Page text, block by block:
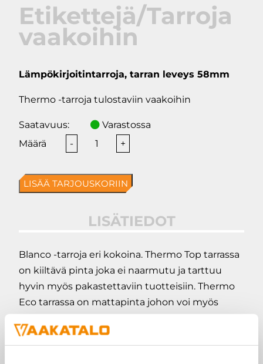
Etikettejä/Tarroja
vaakoihin
Lämpökirjoitintarroja, tarran leveys 58mm
Thermo -tarroja tulostaviin vaakoihin
Saatavuus:
Varastossa
-
Etikettejä/Tarroja
vaakoihin
määrä
+
LISÄÄ TARJOUSKORIIN
LISÄTIEDOT
Blanco -tarroja eri kokoina. Thermo Top tarrassa
on kiiltävä pinta joka ei naarmutu ja tarttuu
hyvin myös pakastettaviin tuotteisiin. Thermo
Eco tarrassa on mattapinta johon voi myös
Soveltuvuus CAS ja T-Touch tarratulostaviin